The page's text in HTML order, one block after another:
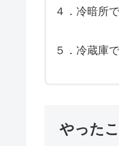
４．冷暗所
５．冷蔵庫
やった